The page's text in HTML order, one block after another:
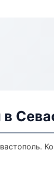
в